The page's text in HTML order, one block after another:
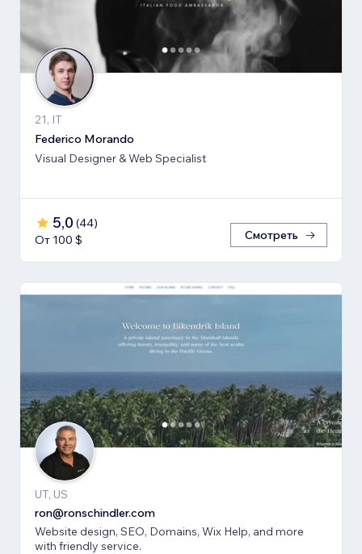
21, IT
Federico Morando
Visual Designer & Web Specialist
5,0 (44)
От 100 $
Смотреть
UT, US
ron@ronschindler.com
Website design, SEO, Domains, Wix Help, and more
with friendly service.